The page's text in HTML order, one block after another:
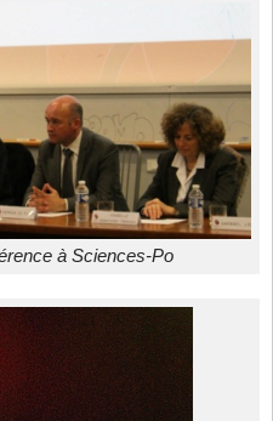
à Sciences-Po